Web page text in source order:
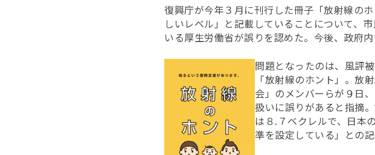
復興庁が今年３月に刊行した冊子「放射線の
しいレベル」と記載していることについて、
いる厚生労働省が誤りを認めた。今後、政府
問題となったのは、風評
「放射線のホント」。放
会」のメンバーらが９日
扱いに誤りがあると指摘
は８.７ベクレルで、日本
準を設定している」との